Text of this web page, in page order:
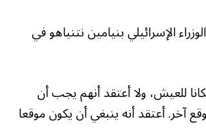
الإسرائيلي بنيامين نتنياهو في
للعيش، ولا أعتقد أنهم يجب أن
آخر. أعتقد أنه ينبغي أن يكون موقعا